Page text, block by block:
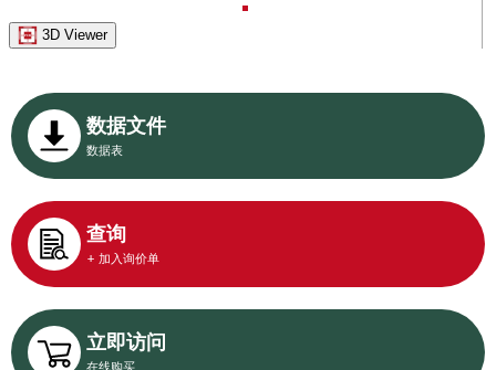
3D Viewer
数据文件
数据表
查询
+ 加入询价单
立即访问